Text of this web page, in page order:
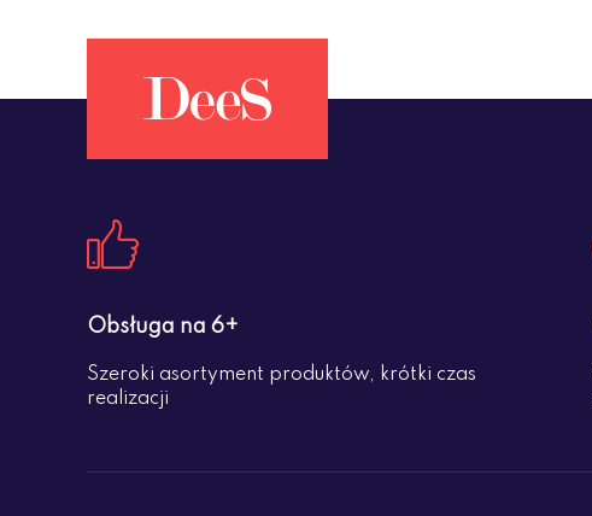
Obsługa na 6+
Szeroki asortyment produktów, krótki czas
realizacji